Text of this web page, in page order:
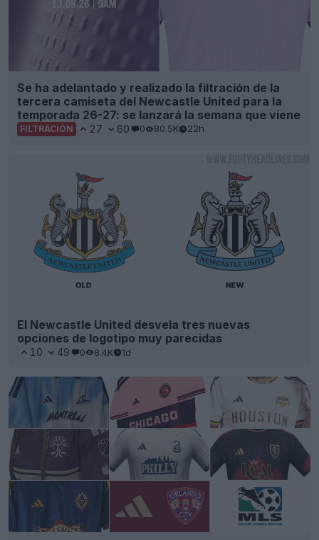
Se ha adelantado y realizado la filtración de la
tercera camiseta del Newcastle United para la
temporada 26-27: se lanzará la semana que viene
FILTRACIÓN 27 60 0 80.5K 22h
El Newcastle United desvela tres nuevas
opciones de logotipo muy parecidas
10 49 0 8.4K 1d